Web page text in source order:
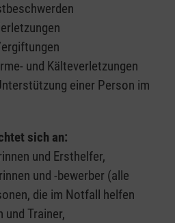
und Kälteverletzungen
einer Person im
sich an:
und Ersthelfer,
und -bewerber (alle
die im Notfall helfen
und Trainer,